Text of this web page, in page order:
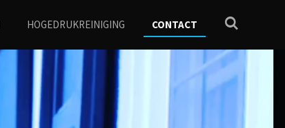
HOGEDRUKREINIGING CONTACT